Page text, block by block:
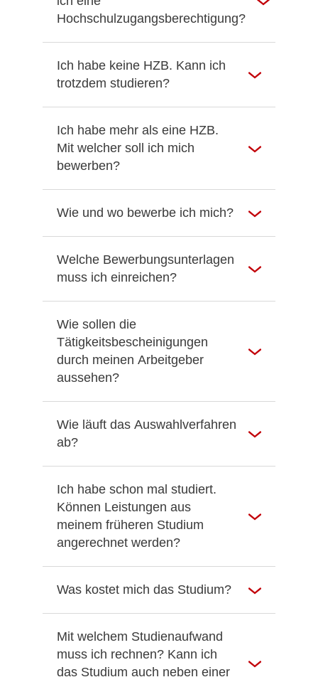
Hochschulzugangsberechtigung?
Ich habe keine HZB. Kann ich
trotzdem studieren?
Ich habe mehr als eine HZB.
Mit welcher soll ich mich
bewerben?
Wie und wo bewerbe ich mich?
Welche Bewerbungsunterlagen
muss ich einreichen?
Wie sollen die
Tätigkeitsbescheinigungen
durch meinen Arbeitgeber
aussehen?
Wie läuft das Auswahlverfahren
ab?
Ich habe schon mal studiert.
Können Leistungen aus
meinem früheren Studium
angerechnet werden?
Was kostet mich das Studium?
Mit welchem Studienaufwand
muss ich rechnen? Kann ich
das Studium auch neben einer